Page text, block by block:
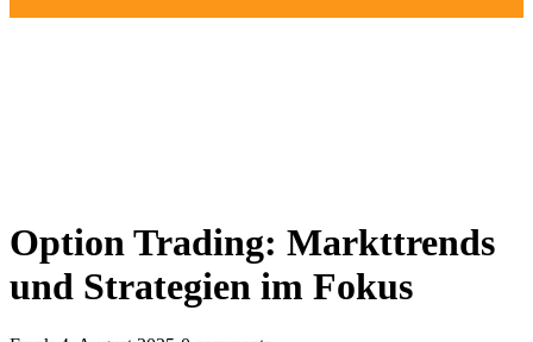
Option Trading: Markttrends
und Strategien im Fokus